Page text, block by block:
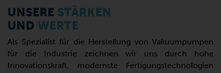
UNSERE STÄRKEN
UND WERTE
Als Spezialist für die Herstellung von Vakuumpumpen
für die Industrie zeichnen wir uns durch hohe
Innovationskraft, modernste Fertigungstechnologien